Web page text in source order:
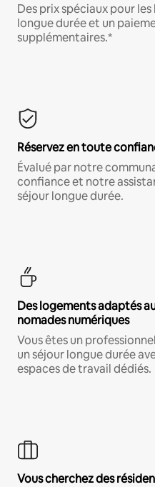
Des prix spéciaux pour
longue durée et un
supplémentaires.*
Réservez en toute
Évalué par notre
confiance et notre
séjour longue durée.
Des logements adaptés
nomades numériques
Vous êtes un
un séjour longue durée
espaces de travail dédiés.
Vous cherchez des